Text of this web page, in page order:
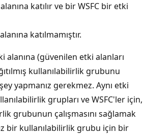
katılır ve bir WSFC bir etki
katılmamıştır.
alanına (güvenilen etki alanları
kullanılabilirlik grubunu
yapmanız gerekmez. Aynı etki
grupları ve WSFC'ler için,
grubunun çalışmasını sağlamak
bir kullanılabilirlik grubu için bir